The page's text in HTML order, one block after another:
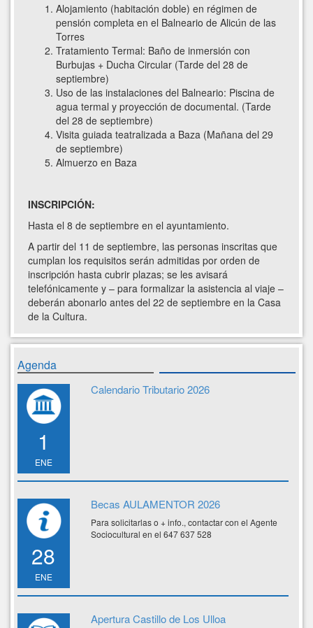
Alojamiento (habitación doble) en régimen de
pensión completa en el Balneario de Alicún de las
Torres
Tratamiento Termal: Baño de inmersión con
Burbujas + Ducha Circular (Tarde del 28 de
septiembre)
Uso de las instalaciones del Balneario: Piscina de
agua termal y proyección de documental. (Tarde
del 28 de septiembre)
Visita guiada teatralizada a Baza (Mañana del 29
de septiembre)
Almuerzo en Baza
INSCRIPCIÓN:
Hasta el 8 de septiembre en el ayuntamiento.
A partir del 11 de septiembre, las personas inscritas que
cumplan los requisitos serán admitidas por orden de
inscripción hasta cubrir plazas; se les avisará
telefónicamente y – para formalizar la asistencia al viaje –
deberán abonarlo antes del 22 de septiembre en la Casa
de la Cultura.
Agenda
1
ENE
Calendario Tributario 2026
28
ENE
Becas AULAMENTOR 2026
Para solicitarlas o + info., contactar con el Agente
Sociocultural en el 647 637 528
Apertura Castillo de Los Ulloa